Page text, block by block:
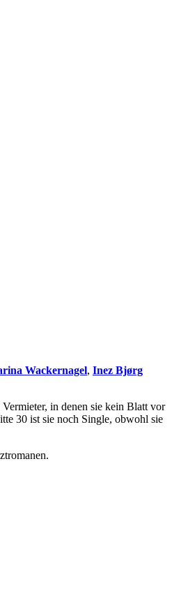
Wackernagel, Inez Bjørg
in denen sie kein Blatt vor
30 ist sie noch Single, obwohl sie